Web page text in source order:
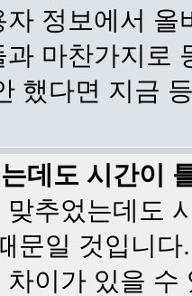
정보에서
마찬가지로
했다면 지금
데도 시간이
추었는데도
문일 것입니
이가 있을 수